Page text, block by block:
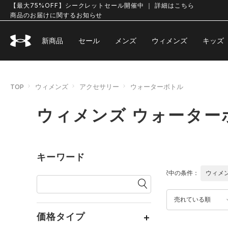
【最大75%OFF】シークレットセール開催中 ｜ 詳細はこちら
商品のお届けに関するお知らせ
新商品 セール メンズ ウィメンズ キッズ
TOP ウィメンズ アクセサリー ウォーターボトル
ウィメンズ ウォーター
キーワード
価格タイプ
売れている順
選択中の条件： ウィメ